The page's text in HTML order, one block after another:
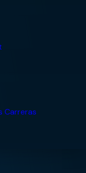
Carreras